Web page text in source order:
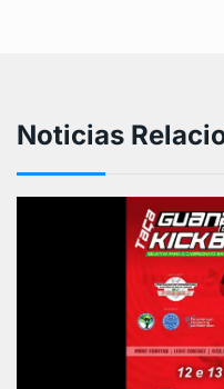
Noticias